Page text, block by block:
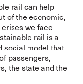
rail can help
of the economic,
we face
rail is a
social model that
passengers,
the state and the